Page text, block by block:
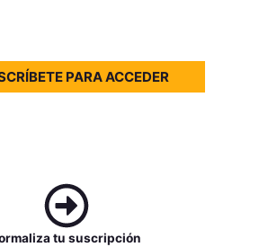
PARA ACCEDER
tu suscripción